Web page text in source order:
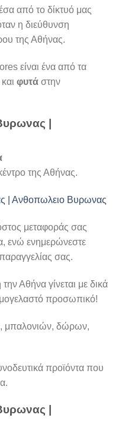
από το δίκτυό μας
η διεύθυνση
της Αθήνας.
είναι ένα από τα
και φυτά στην
|
της Αθήνας.
| Ανθοπωλειο Βυρωνας
μεταφοράς σας
ενώ ενημερώνεστε
σας.
Αθήνα γίνεται με δικά
προσωπικό!
μπαλονιών, δώρων,
προϊόντα που
|